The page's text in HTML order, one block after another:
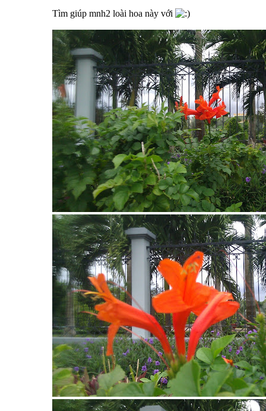
Tìm giúp mnh2 loài hoa này với